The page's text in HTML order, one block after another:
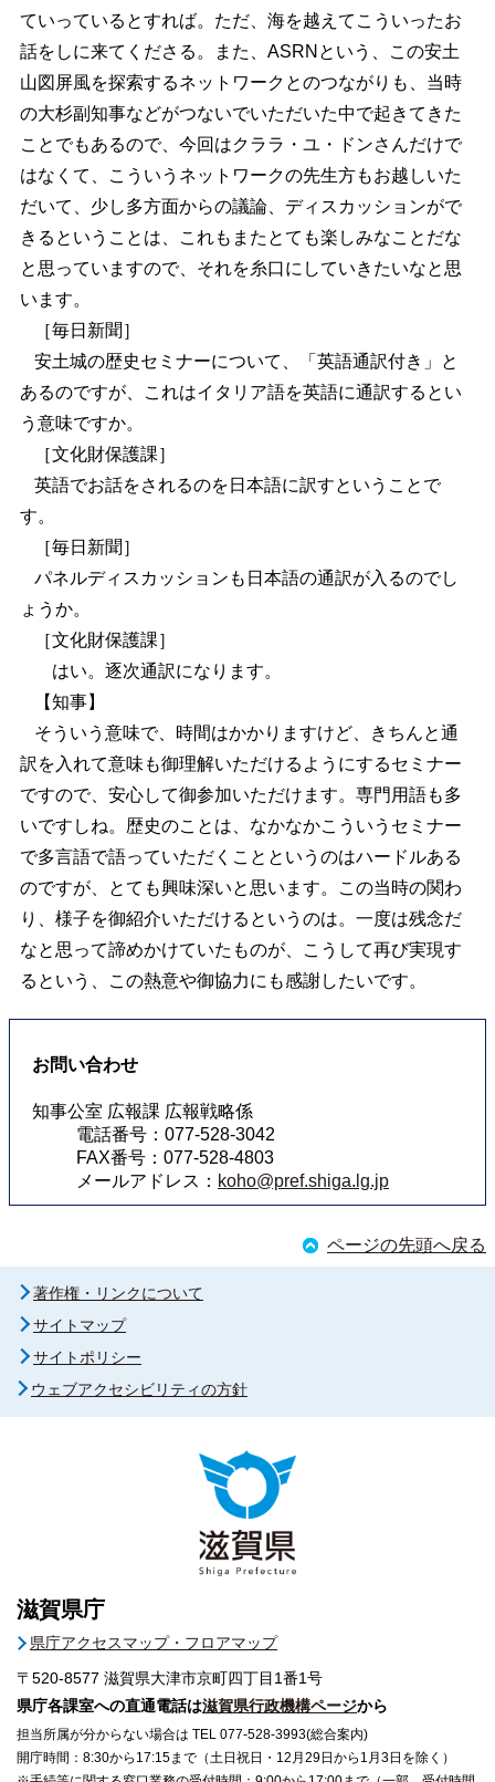
ていっているとすれば。ただ、海を越えてこういったお
話をしに来てくださる。また、ASRNという、この安土
山図屏風を探索するネットワークとのつながりも、当時
の大杉副知事などがつないでいただいた中で起きてきた
ことでもあるので、今回はクララ・ユ・ドンさんだけで
はなくて、こういうネットワークの先生方もお越しいた
だいて、少し多方面からの議論、ディスカッションがで
きるということは、これもまたとても楽しみなことだな
と思っていますので、それを糸口にしていきたいなと思
います。
［毎日新聞］
安土城の歴史セミナーについて、「英語通訳付き」と
あるのですが、これはイタリア語を英語に通訳するとい
う意味ですか。
［文化財保護課］
英語でお話をされるのを日本語に訳すということで
す。
［毎日新聞］
パネルディスカッションも日本語の通訳が入るのでし
ょうか。
［文化財保護課］
はい。逐次通訳になります。
【知事】
そういう意味で、時間はかかりますけど、きちんと通
訳を入れて意味も御理解いただけるようにするセミナー
ですので、安心して御参加いただけます。専門用語も多
いですしね。歴史のことは、なかなかこういうセミナー
で多言語で語っていただくことというのはハードルある
のですが、とても興味深いと思います。この当時の関わ
り、様子を御紹介いただけるというのは。一度は残念だ
なと思って諦めかけていたものが、こうして再び実現す
るという、この熱意や御協力にも感謝したいです。
お問い合わせ
知事公室 広報課 広報戦略係
電話番号：077-528-3042
FAX番号：077-528-4803
メールアドレス： koho@pref.shiga.lg.jp
ページの先頭へ戻る
著作権・リンクについて
サイトマップ
サイトポリシー
ウェブアクセシビリティの方針
滋賀県庁
県庁アクセスマップ・フロアマップ
〒520-8577 滋賀県大津市京町四丁目1番1号
県庁各課室への直通電話は滋賀県行政機構ページから
担当所属が分からない場合は TEL 077-528-3993(総合案内)
開庁時間：8:30から17:15まで（土日祝日・12月29日から1月3日を除く）